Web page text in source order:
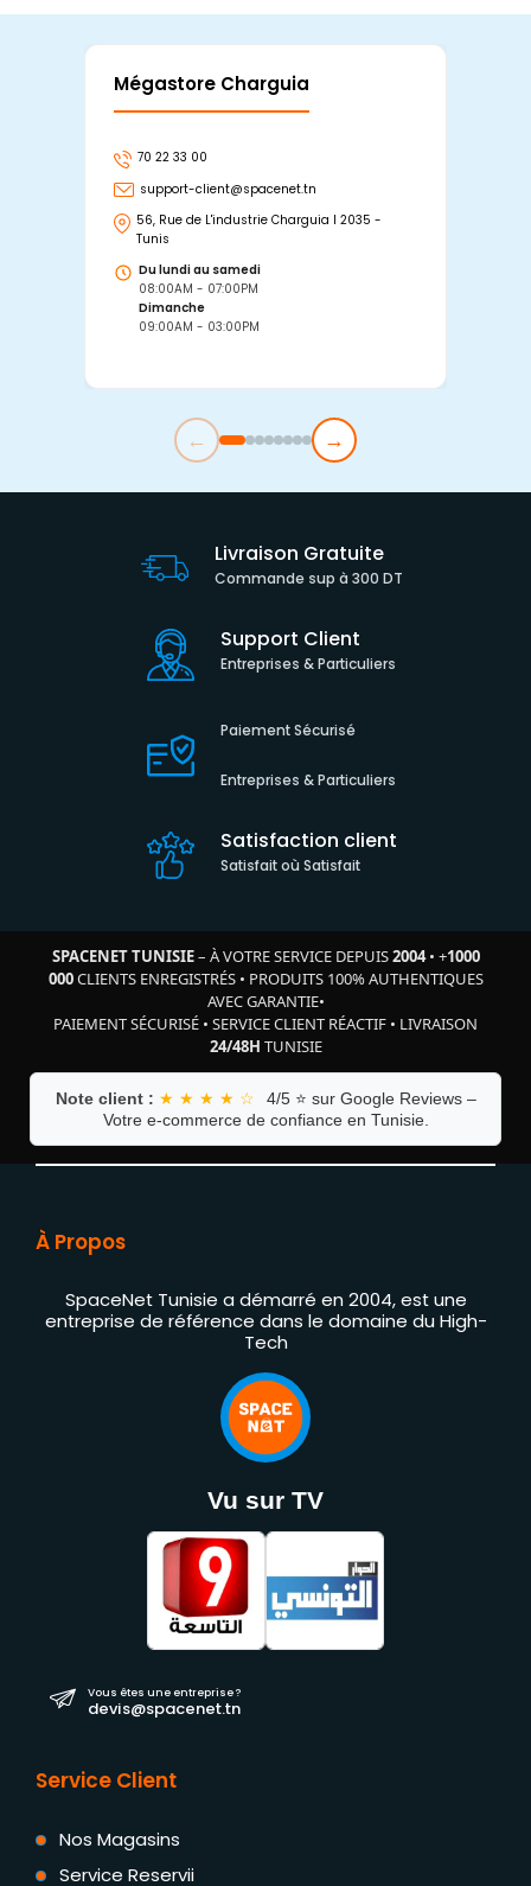
Mégastore Charguia
70 22 33 00
support-client@spacenet.tn
56, Rue de L'industrie Charguia I 2035 -
Tunis
Du lundi au samedi
08:00AM - 07:00PM
Dimanche
09:00AM - 03:00PM
← →
Livraison Gratuite
Commande sup à 300 DT
Support Client
Entreprises & Particuliers
Paiement Sécurisé
Entreprises & Particuliers
Satisfaction client
Satisfait où Satisfait
SPACENET TUNISIE– À VOTRE SERVICE DEPUIS2004• +1000
000CLIENTS ENREGISTRÉS• PRODUITS 100% AUTHENTIQUES
AVEC GARANTIE•
PAIEMENT SÉCURISÉ • SERVICE CLIENT RÉACTIF • LIVRAISON
24/48H TUNISIE
Note client : ★ ★ ★ ★ ☆
4/5 ⭐ sur Google Reviews –
Votre e-commerce de confiance en Tunisie.
À Propos
SpaceNet Tunisie a démarré en 2004, est une
entreprise de référence dans le domaine du High-
Tech
Vu sur TV
Vous êtes une entreprise ?
devis@spacenet.tn
Service Client
Nos Magasins
Service Reservii